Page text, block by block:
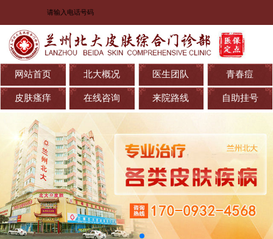
网站首页 北大概况 医生团队 青春痘
皮肤瘙痒 在线咨询 来院路线 自助挂号